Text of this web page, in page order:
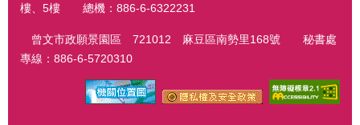
樓、5樓 總機：886-6-6322231
曾文市政願景園區 721012 麻豆區南勢里168號 秘書處
專線：886-6-5720310